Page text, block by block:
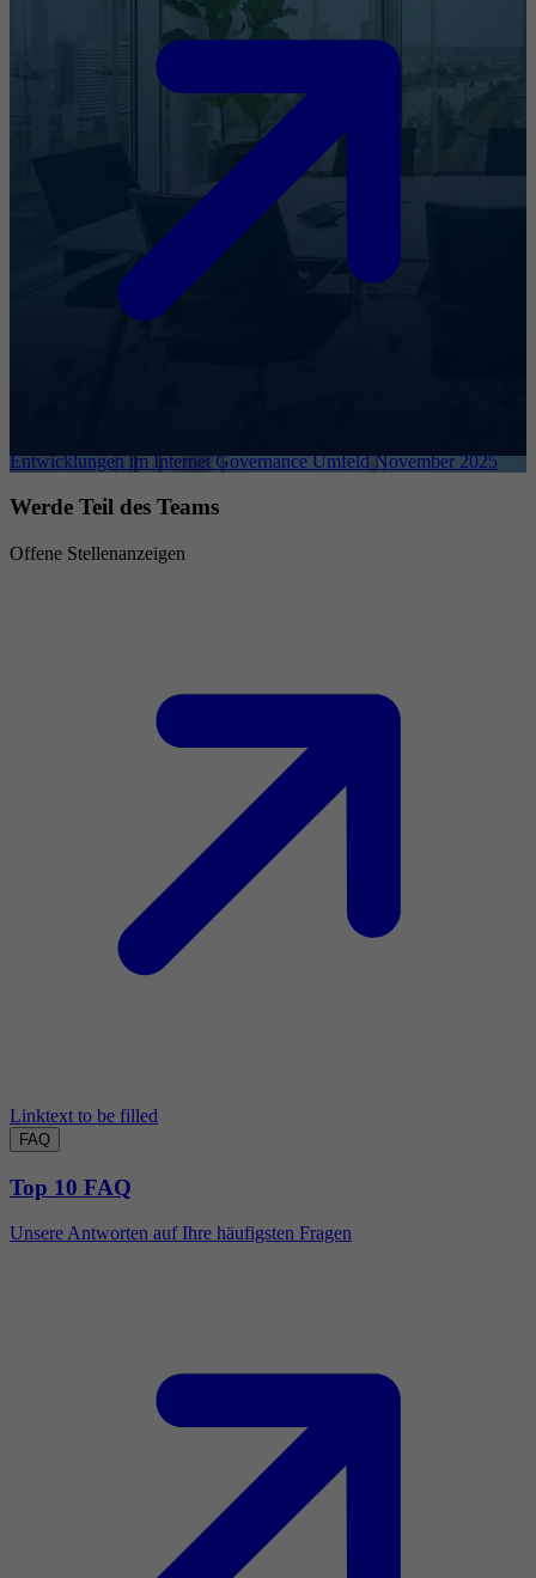
Entwicklungen im Internet Governance Umfeld November 2025
Werde Teil des Teams
Offene Stellenanzeigen
Linktext to be filled
FAQ
Top 10 FAQ
Unsere Antworten auf Ihre häufigsten Fragen